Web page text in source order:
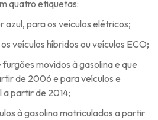
quatro etiquetas:
azul, para os veículos elétricos;
veículos híbridos ou veículos ECO;
movidos à gasolina e que
de 2006 e para veículos e
a partir de 2014;
à gasolina matriculados a partir